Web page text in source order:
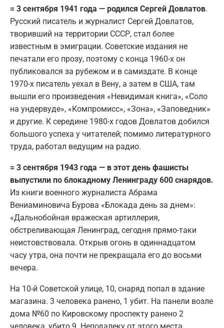
= 3 сентября 1941 года — родился Сергей Довлатов.
Русский писатель и журналист Сергей Довлатов,
творивший на территории СССР, стал более
известным в эмиграции. Советские издания не
печатали его прозу, поэтому с конца 1960-х он
публиковался за рубежом и в самиздате. В конце
1970-х писатель уехал в Вену, а затем в США, там
вышли его произведения «Невидимая книга», «Соло
на ундервуде», «Компромисс», «Зона», «Заповедник»
и другие. К середине 1980-х годов Довлатов добился
большого успеха у читателей; помимо литературного
труда, работал ведущим на радио.
= 3 сентября 1943 года — в этот день фашисты
выпустили по блокадному Ленинграду 600 снарядов.
Из книги военного журналиста Абрама
Вениаминовича Бурова «Блокада день за днем»:
«Дальнобойная вражеская артиллерия,
обстреливающая Ленинград, сегодня прямо-таки
неистовствовала. Открыв огонь в одиннадцатом
часу утра, она почти не прекращала его до восьми
вечера.
На 10-й Советской улице, 10, снаряд попал в здание
магазина. 3 человека ранено, 1 убит. На панели возле
дома №60 по Кировскому проспекту ранено 2